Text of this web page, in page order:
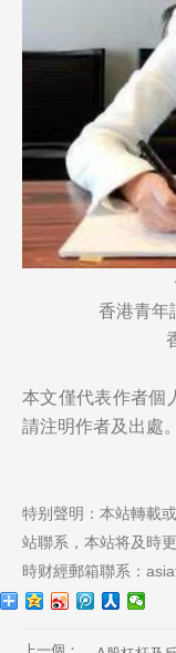
香港青年
本文僅代表作者個
請注明作者及出處。
特别聲明：本站轉載
站聯系，本站将及時
時财經郵箱聯系：